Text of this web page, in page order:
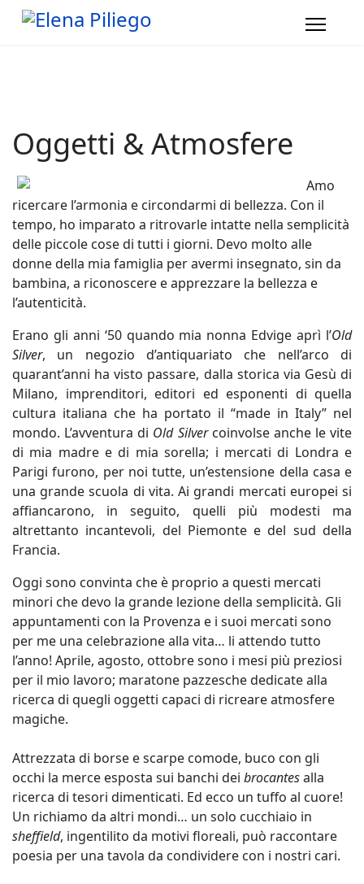
Oggetti & Atmosfere
Amo
ricercare l’armonia e circondarmi di bellezza. Con il
tempo, ho imparato a ritrovarle intatte nella semplicità
delle piccole cose di tutti i giorni. Devo molto alle
donne della mia famiglia per avermi insegnato, sin da
bambina, a riconoscere e apprezzare la bellezza e
l’autenticità.
Erano gli anni ‘50 quando mia nonna Edvige aprì l’Old
Silver, un negozio d’antiquariato che nell’arco di
quarant’anni ha visto passare, dalla storica via Gesù di
Milano, imprenditori, editori ed esponenti di quella
cultura italiana che ha portato il “made in Italy” nel
mondo. L’avventura di Old Silvercoinvolse anche le vite
di mia madre e di mia sorella; i mercati di Londra e
Parigi furono, per noi tutte, un’estensione della casa e
una grande scuola di vita. Ai grandi mercati europei si
affiancarono, in seguito, quelli più modesti ma
altrettanto incantevoli, del Piemonte e del sud della
Francia.
Oggi sono convinta che è proprio a questi mercati
minori che devo la grande lezione della semplicità. Gli
appuntamenti con la Provenza e i suoi mercati sono
per me una celebrazione alla vita… li attendo tutto
l’anno! Aprile, agosto, ottobre sono i mesi più preziosi
per il mio lavoro; maratone pazzesche dedicate alla
ricerca di quegli oggetti capaci di ricreare atmosfere
magiche.
Attrezzata di borse e scarpe comode, buco con gli
occhi la merce esposta sui banchi dei brocantesalla
ricerca di tesori dimenticati. Ed ecco un tuffo al cuore!
Un richiamo da altri mondi… un solo cucchiaio in
sheffield, ingentilito da motivi floreali, può raccontare
poesia per una tavola da condividere con i nostri cari.